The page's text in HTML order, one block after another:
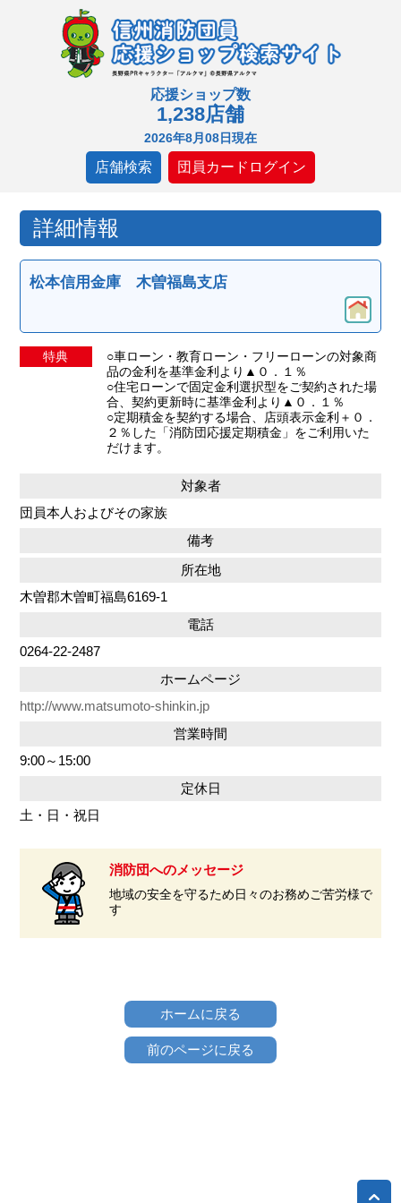
応援ショップ数
1,238店舗
2026年8月08日現在
店舗検索 団員カードログイン
詳細情報
松本信用金庫 木曽福島支店
特典
○車ローン・教育ローン・フリーローンの対象商
品の金利を基準金利より▲０．１％
○住宅ローンで固定金利選択型をご契約された場
合、契約更新時に基準金利より▲０．１％
○定期積金を契約する場合、店頭表示金利＋０．
２％した「消防団応援定期積金」をご利用いた
だけます。
対象者
団員本人およびその家族
備考
所在地
木曽郡木曽町福島6169-1
電話
0264-22-2487
ホームページ
http://www.matsumoto-shinkin.jp
営業時間
9:00～15:00
定休日
土・日・祝日
消防団へのメッセージ
地域の安全を守るため日々のお務めご苦労様で
す
ホームに戻る
前のページに戻る